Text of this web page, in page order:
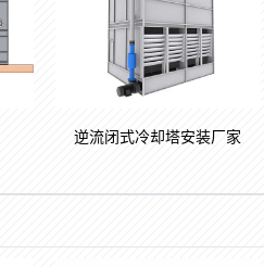
逆流闭式冷却塔安装厂家